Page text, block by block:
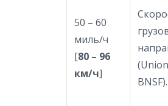
50 – 60
миль/ч
[80 – 96
км/ч]
BNSF).